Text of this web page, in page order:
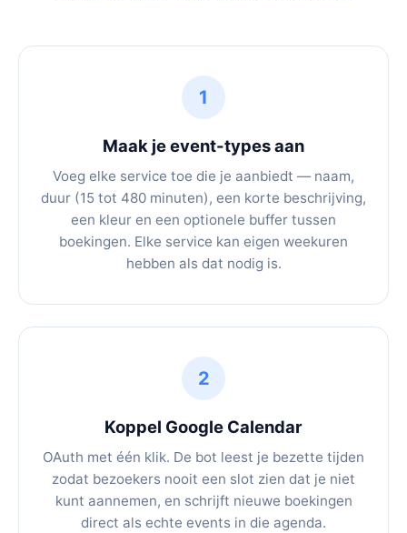
1
Maak je event-types aan
Voeg elke service toe die je aanbiedt — naam,
duur (15 tot 480 minuten), een korte beschrijving,
een kleur en een optionele buffer tussen
boekingen. Elke service kan eigen weekuren
hebben als dat nodig is.
2
Koppel Google Calendar
OAuth met één klik. De bot leest je bezette tijden
zodat bezoekers nooit een slot zien dat je niet
kunt aannemen, en schrijft nieuwe boekingen
direct als echte events in die agenda.